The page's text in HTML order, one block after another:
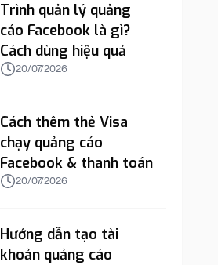
Trình quản lý quảng
cáo Facebook là gì?
Cách dùng hiệu quả
20/07/2026
Cách thêm thẻ Visa
chạy quảng cáo
Facebook & thanh toán
20/07/2026
Hướng dẫn tạo tài
khoản quảng cáo